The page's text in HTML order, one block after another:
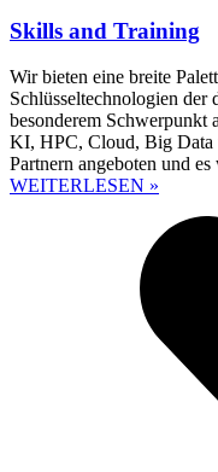
Skills and Training
Wir bieten eine breite
Schlüsseltechnologien
besonderem
KI, HPC, Cloud, Big Data
Partnern angeboten und
WEITERLESEN »